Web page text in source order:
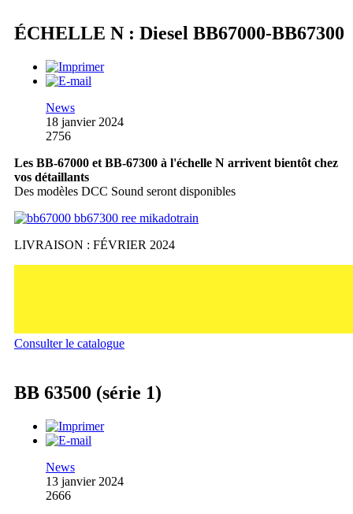
ÉCHELLE N : Diesel BB67000-BB67300
News
18 janvier 2024
2756
Les BB-67000 et BB-67300 à l'échelle N arrivent bientôt chez
vos détaillants
Des modèles DCC Sound seront disponibles
LIVRAISON : FÉVRIER 2024
Consulter le catalogue
BB 63500 (série 1)
News
13 janvier 2024
2666